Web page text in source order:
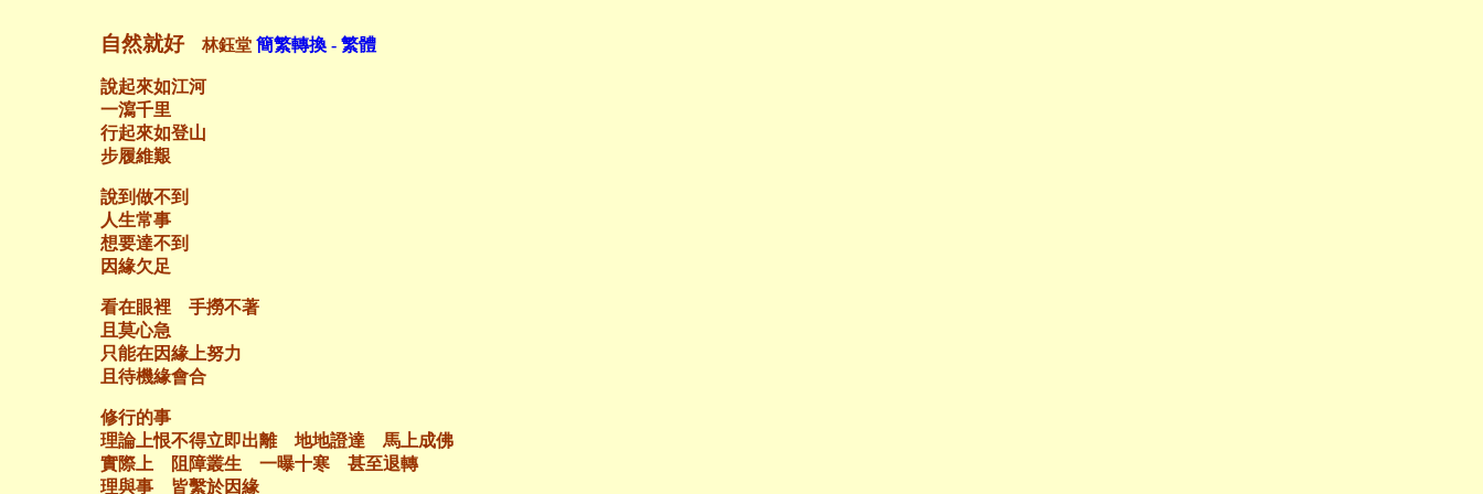
自然就好 林鈺堂 簡繁轉換 - 繁體
說起來如江河
一瀉千里
行起來如登山
步履維艱
說到做不到
人生常事
想要達不到
因緣欠足
看在眼裡 手撈不著
且莫心急
只能在因緣上努力
且待機緣會合
修行的事
理論上恨不得立即出離 地地證達 馬上成佛
實際上 阻障叢生 一曝十寒 甚至退轉
理與事 皆繫於因緣